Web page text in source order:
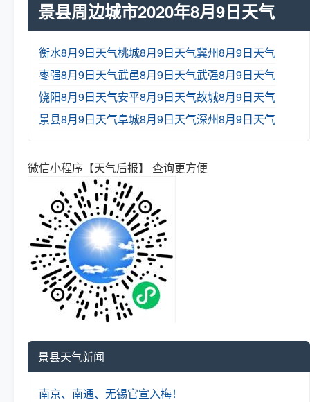
景县周边城市2020年8月9日天气
衡水8月9日天气桃城8月9日天气冀州8月9日天气
枣强8月9日天气武邑8月9日天气武强8月9日天气
饶阳8月9日天气安平8月9日天气故城8月9日天气
景县8月9日天气阜城8月9日天气深州8月9日天气
微信小程序【天气后报】 查询更方便
景县天气新闻
南京、南通、无锡官宣入梅！